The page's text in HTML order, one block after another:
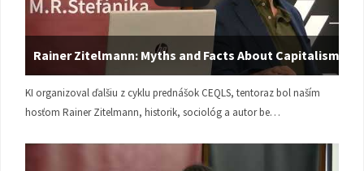
Rainer Zitelmann: Myths and Facts About Capitalism
KI organizoval ďalšiu z cyklu prednášok CEQLS, tentoraz bol naším
hosťom Rainer Zitelmann, historik, sociológ a autor be…